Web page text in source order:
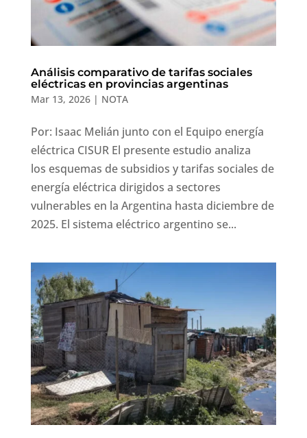
Análisis comparativo de tarifas sociales
eléctricas en provincias argentinas
Mar 13, 2026| NOTA
Por: Isaac Melián junto con el Equipo energía
eléctrica CISUR El presente estudio analiza
los esquemas de subsidios y tarifas sociales de
energía eléctrica dirigidos a sectores
vulnerables en la Argentina hasta diciembre de
2025. El sistema eléctrico argentino se...